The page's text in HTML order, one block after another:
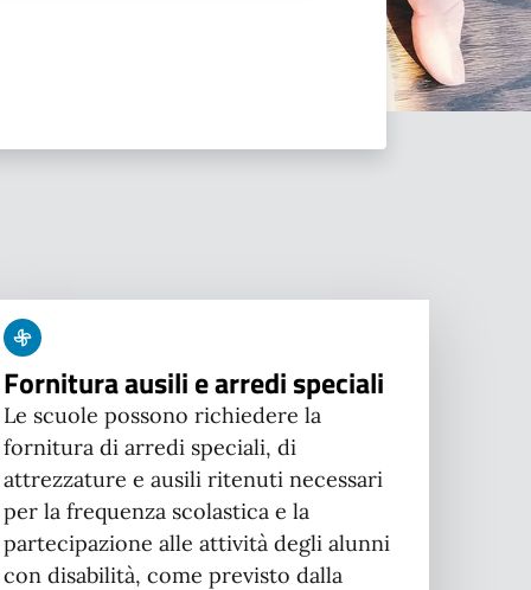
Fornitura ausili e arredi speciali
Le scuole possono richiedere la
fornitura di arredi speciali, di
attrezzature e ausili ritenuti necessari
per la frequenza scolastica e la
partecipazione alle attività degli alunni
con disabilità, come previsto dalla